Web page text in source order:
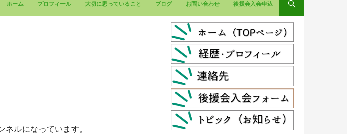
ホーム
プロフィール 大切に思っていること ブログ お問い合わせ 後援会入会申込
ルになっています。